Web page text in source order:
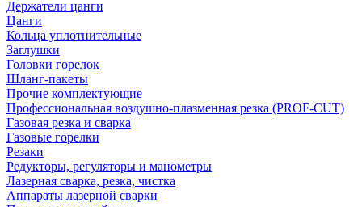
Держатели цанги
Цанги
Кольца уплотнительные
Заглушки
Головки горелок
Шланг-пакеты
Прочие комплектующие
Профессиональная воздушно-плазменная резка (PROF-CUT)
Газовая резка и сварка
Газовые горелки
Резаки
Редукторы, регуляторы и манометры
Лазерная сварка, резка, чистка
Аппараты лазерной сварки